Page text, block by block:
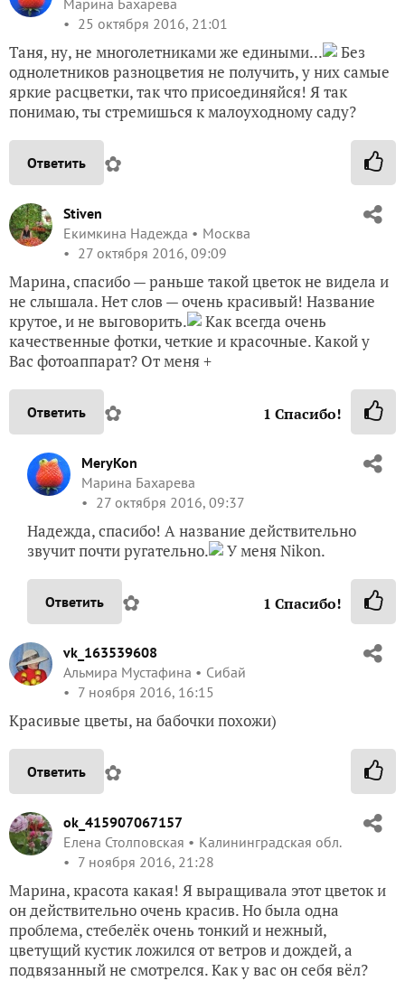
25 октября 2016, 21:01
Таня, ну, не многолетниками же едиными...
Без
однолетников разноцветия не получить, у них самые
яркие расцветки, так что присоединяйся! Я так
понимаю, ты стремишься к малоуходному саду?
Ответить ✿
Stiven
Екимкина Надежда
Москва
27 октября 2016, 09:09
Марина, спасибо — раньше такой цветок не видела и
не слышала. Нет слов — очень красивый! Название
крутое, и не выговорить.
Как всегда очень
качественные фотки, четкие и красочные. Какой у
Вас фотоаппарат? От меня +
Ответить ✿ 1 Спасибо!
MeryKon
Марина Бахарева
27 октября 2016, 09:37
Надежда, спасибо! А название действительно
звучит почти ругательно.
У меня Nikon.
Ответить ✿ 1 Спасибо!
vk_163539608
Альмира Мустафина
Сибай
7 ноября 2016, 16:15
Красивые цветы, на бабочки похожи)
Ответить ✿
ok_415907067157
Елена Столповская
Калининградская обл.
7 ноября 2016, 21:28
Марина, красота какая! Я выращивала этот цветок и
он действительно очень красив. Но была одна
проблема, стебелёк очень тонкий и нежный,
цветущий кустик ложился от ветров и дождей, а
подвязанный не смотрелся. Как у вас он себя вёл?